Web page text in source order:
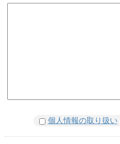
個人情報の取り扱い